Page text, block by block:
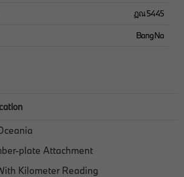
ฏณ 5445
BangNa
plate Attachment
Kilometer Reading